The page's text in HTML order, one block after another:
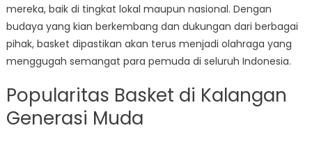
mereka, baik di tingkat lokal maupun nasional. Dengan
budaya yang kian berkembang dan dukungan dari berbagai
pihak, basket dipastikan akan terus menjadi olahraga yang
menggugah semangat para pemuda di seluruh Indonesia.
Popularitas Basket di Kalangan
Generasi Muda